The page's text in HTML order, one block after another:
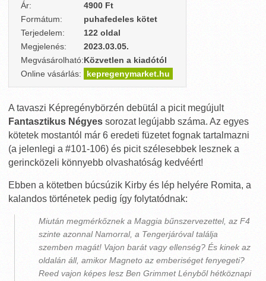
Ár:
4900 Ft
Formátum:
puhafedeles kötet
Terjedelem:
122 oldal
Megjelenés:
2023.03.05.
Megvásárolható:Közvetlen a kiadótól
Online vásárlás:
kepregenymarket.hu
A tavaszi Képregénybörzén debütál a picit megújult
Fantasztikus Négyes sorozat legújabb száma. Az egyes
kötetek mostantól már 6 eredeti füzetet fognak tartalmazni
(a jelenlegi a #101-106) és picit szélesebbek lesznek a
gerincközeli könnyebb olvashatóság kedvéért!
Ebben a kötetben búcsúzik Kirby és lép helyére Romita, a
kalandos történetek pedig így folytatódnak:
Miután megmérkőznek a Maggia bűnszervezettel, az F4
szinte azonnal Namorral, a Tengerjáróval találja
szemben magát! Vajon barát vagy ellenség? És kinek az
oldalán áll, amikor Magneto az emberiséget fenyegeti?
Reed vajon képes lesz Ben Grimmet Lényből hétköznapi